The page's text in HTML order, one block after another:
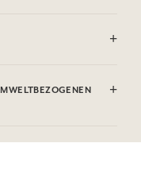
absorbieren und es
Linalyl acetate,
-merkmale, indem